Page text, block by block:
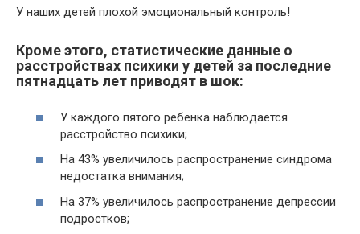
У наших детей плохой эмоциональный контроль!
Кроме этого, статистические данные о
расстройствах психики у детей за последние
пятнадцать лет приводят в шок:
У каждого пятого ребенка наблюдается
расстройство психики;
На 43% увеличилось распространение синдрома
недостатка внимания;
На 37% увеличилось распространение депрессии
подростков;